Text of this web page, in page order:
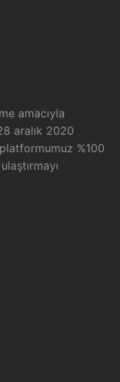
amacıyla
aralık 2020
%100